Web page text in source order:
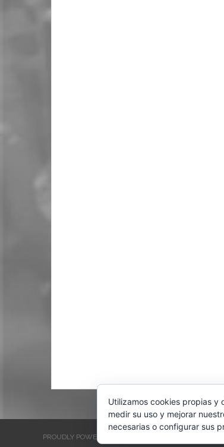
PROUDLY POWERED BY WORDPRESS
Utilizamos cookies propias y
medir su uso y mejorar
necesarias o configurar sus